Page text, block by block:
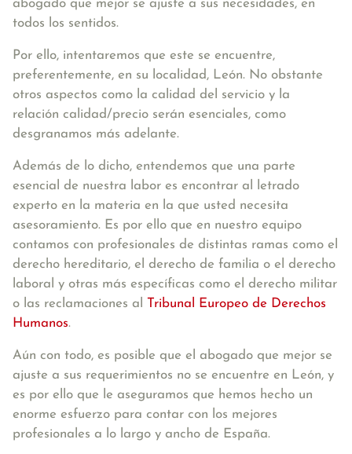
abogado que mejor se ajuste a sus necesidades, en
todos los sentidos.
Por ello, intentaremos que este se encuentre,
preferentemente, en su localidad, León. No obstante
otros aspectos como la calidad del servicio y la
relación calidad/precio serán esenciales, como
desgranamos más adelante.
Además de lo dicho, entendemos que una parte
esencial de nuestra labor es encontrar al letrado
experto en la materia en la que usted necesita
asesoramiento. Es por ello que en nuestro equipo
contamos con profesionales de distintas ramas como el
derecho hereditario, el derecho de familia o el derecho
laboral y otras más específicas como el derecho militar
o las reclamaciones al Tribunal Europeo de Derechos
Humanos.
Aún con todo, es posible que el abogado que mejor se
ajuste a sus requerimientos no se encuentre en León, y
es por ello que le aseguramos que hemos hecho un
enorme esfuerzo para contar con los mejores
profesionales a lo largo y ancho de España.